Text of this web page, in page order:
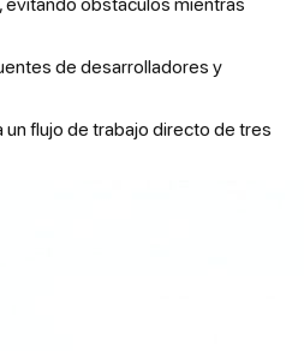
de desarrolladores y
flujo de trabajo directo de tres